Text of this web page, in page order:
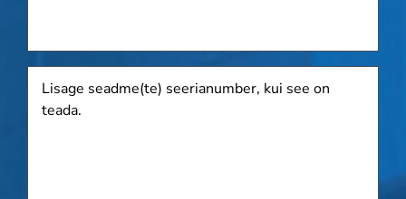
seadme(te)
seerianumber,